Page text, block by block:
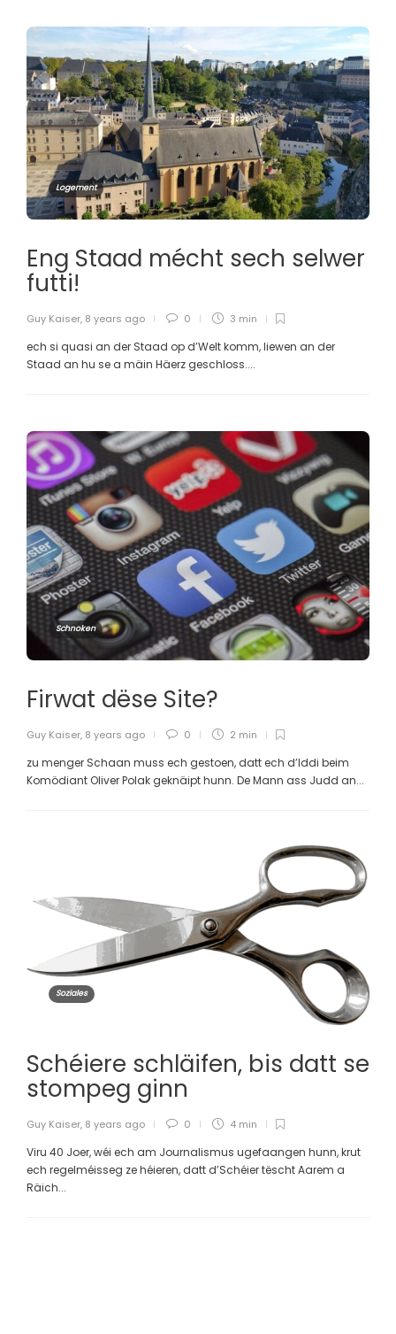
Logement
Eng Staad mécht sech selwer
futti!
Guy Kaiser, 8 years ago 0 3 min
ech si quasi an der Staad op d’Welt komm, liewen an der
Staad an hu se a mäin Häerz geschloss....
Schnoken
Firwat dëse Site?
Guy Kaiser, 8 years ago 0 2 min
zu menger Schaan muss ech gestoen, datt ech d’Iddi beim
Komödiant Oliver Polak geknäipt hunn. De Mann ass Judd an...
Soziales
Schéiere schläifen, bis datt se
stompeg ginn
Guy Kaiser, 8 years ago 0 4 min
Viru 40 Joer, wéi ech am Journalismus ugefaangen hunn, krut
ech regelméisseg ze héieren, datt d’Schéier tëscht Aarem a
Räich...